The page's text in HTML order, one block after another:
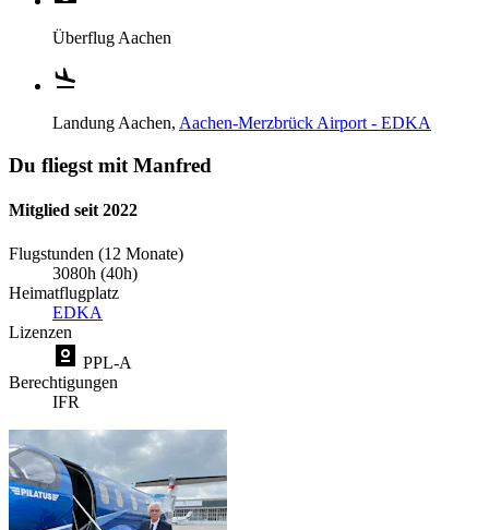
Überflug Aachen
Landung Aachen, Aachen-Merzbrück Airport - EDKA
Du fliegst mit Manfred
Mitglied seit 2022
Flugstunden (12 Monate)
3080h (40h)
Heimatflugplatz
EDKA
Lizenzen
PPL-A
Berechtigungen
IFR